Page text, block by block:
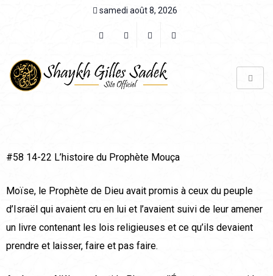
samedi août 8, 2026
#58 14-22 L’histoire du Prophète Mouça
Moïse, le Prophète de Dieu avait promis à ceux du peuple
d’Israël qui avaient cru en lui et l’avaient suivi de leur amener
un livre contenant les lois religieuses et ce qu’ils devaient
prendre et laisser, faire et pas faire.